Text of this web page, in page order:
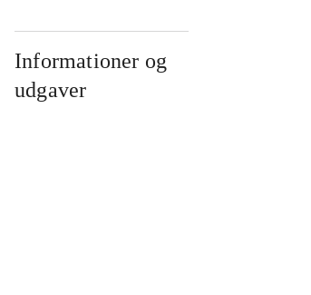
Informationer og
udgaver